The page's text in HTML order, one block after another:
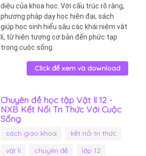
diệu của khoa học. Với cấu trúc rõ ràng,
phương pháp dạy học hiện đại, sách
giúp học sinh hiểu sâu các khái niệm vật
lí, từ hiện tượng cơ bản đến phức tạp
trong cuộc sống.
Click để xem và download
Chuyên đề học tập Vật lí 12 -
NXB Kết Nối Tri Thức Với Cuộc
Sống
sách giáo khoa
kết nối tri thức
vật lí
chuyên đề lớp 12